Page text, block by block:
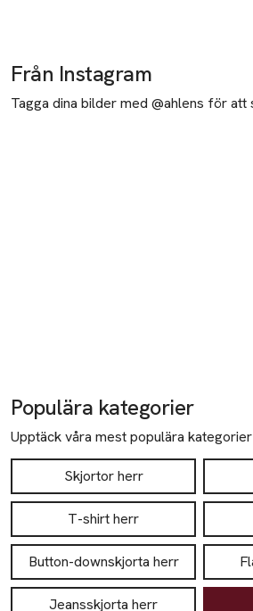
Från Instagram
Tagga dina bilder med @ahlens för att
Populära kategorier
Upptäck våra mest populära kategorier
Skjortor herr
T-shirt herr
Button-downskjorta herr
Jeansskjorta herr